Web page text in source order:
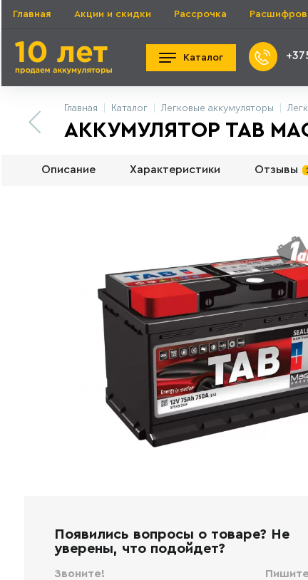
Главная Акции и скидки Рассрочка
Каталог
Главная Каталог Легковые аккумуляторы
АККУМУЛЯТОР TAB
Описание Характеристики Отзывы
Появились вопросы о товаре? Не
уверены, что подойдет?
Звоните!